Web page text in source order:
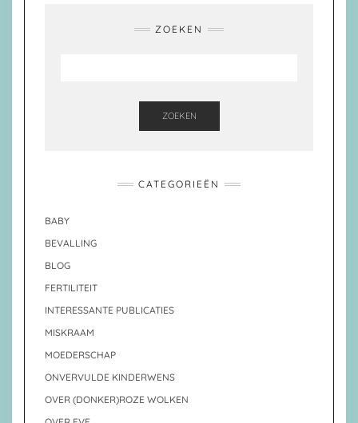
ZOEKEN
ZOEKEN
CATEGORIEËN
BABY
BEVALLING
BLOG
FERTILITEIT
INTERESSANTE PUBLICATIES
MISKRAAM
MOEDERSCHAP
ONVERVULDE KINDERWENS
OVER (DONKER)ROZE WOLKEN